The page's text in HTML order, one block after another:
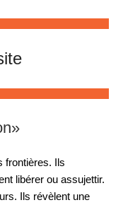
frontières. Ils
libérer ou assujettir.
Ils révèlent une